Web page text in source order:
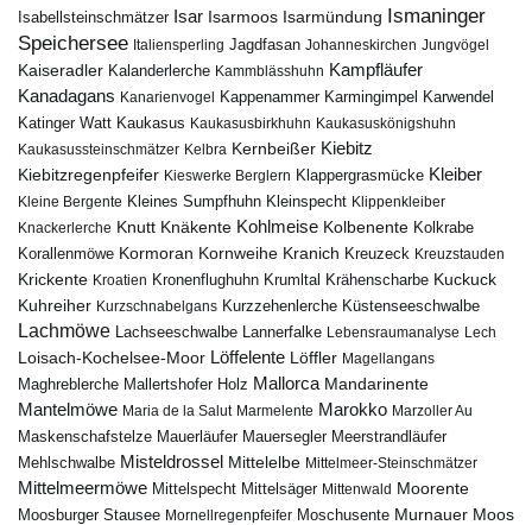
Isabellsteinschmätzer Isar Isarmoos Isarmündung Ismaninger
Speichersee Italiensperling Jagdfasan Johanneskirchen Jungvögel
Kaiseradler Kalanderlerche Kammblässhuhn Kampfläufer
Kanadagans Kanarienvogel Kappenammer Karmingimpel Karwendel
Katinger Watt Kaukasus Kaukasusbirkhuhn Kaukasuskönigshuhn
Kaukasussteinschmätzer Kelbra Kernbeißer Kiebitz
Kiebitzregenpfeifer Kieswerke Berglern Klappergrasmücke Kleiber
Kleine Bergente Kleines Sumpfhuhn Kleinspecht Klippenkleiber
Knackerlerche Knutt Knäkente Kohlmeise Kolbenente Kolkrabe
Korallenmöwe Kormoran Kornweihe Kranich Kreuzeck Kreuzstauden
Krickente Kroatien Kronenflughuhn Krumltal Krähenscharbe Kuckuck
Kuhreiher Kurzschnabelgans Kurzzehenlerche Küstenseeschwalbe
Lachmöwe Lachseeschwalbe Lannerfalke Lebensraumanalyse Lech
Loisach-Kochelsee-Moor Löffelente Löffler Magellangans
Maghreblerche Mallertshofer Holz Mallorca Mandarinente
Mantelmöwe Maria de la Salut Marmelente Marokko Marzoller Au
Maskenschafstelze Mauerläufer Mauersegler Meerstrandläufer
Mehlschwalbe Misteldrossel Mittelelbe Mittelmeer-Steinschmätzer
Mittelmeermöwe Mittelspecht Mittelsäger Mittenwald Moorente
Moosburger Stausee Mornellregenpfeifer Moschusente Murnauer Moos